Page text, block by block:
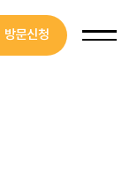
방문신청